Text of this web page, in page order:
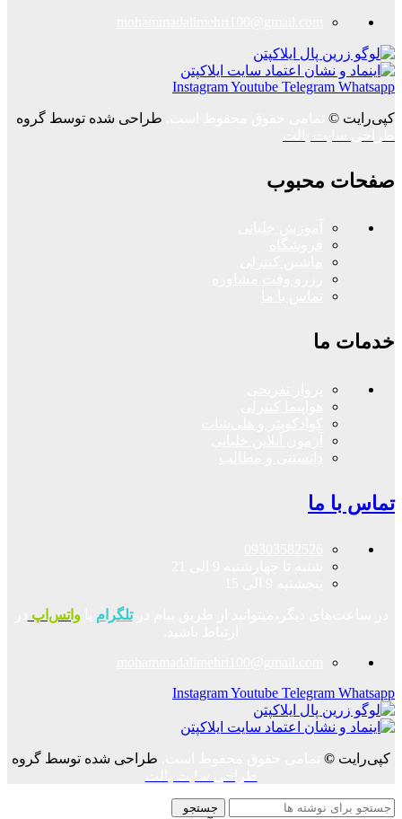
InstagramYoutube Telegram Whatsapp
کپی‌رایت ©
طراحی شده توسط گروه
صفحات محبوب
خدمات ما
تماس با ما
در ساعت‌های دیگر،میتوانید از طریق پیام درتلگرام یاواتس‌اپ
InstagramYoutube Telegram Whatsapp
کپی‌رایت ©
طراحی شده توسط گروه
جستجو